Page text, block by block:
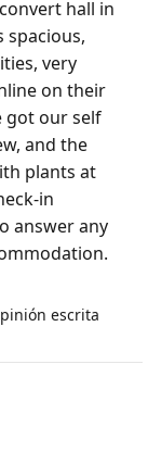
hall in
spacious,
very
on their
got our self
and the
plants at
in
answer any
escrita